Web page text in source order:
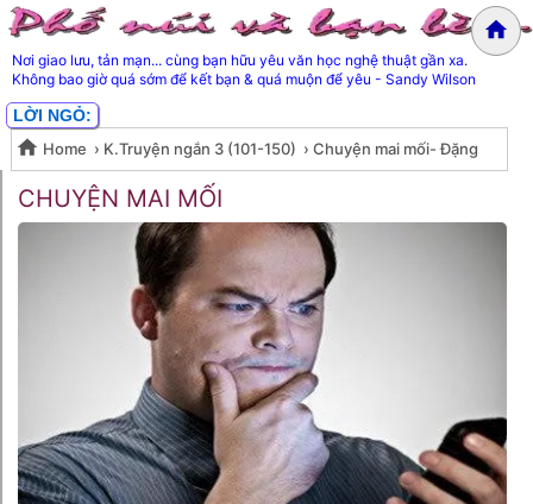
Nơi giao lưu, tản mạn... cùng bạn hữu yêu văn học nghệ thuật gần xa.
Không bao giờ quá sớm để kết bạn & quá muộn để yêu - Sandy Wilson
LỜI NGỎ:
Home › K.Truyện ngắn 3 (101-150) › Chuyện mai mối- Đặng
Xuân Xuyến
Chuyện mai mối- Đặng Xuân
CHUYỆN MAI MỐI